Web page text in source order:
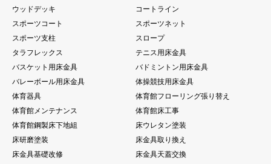
ウッドデッキ
コートライン
スポーツコート
スポーツネット
スポーツ支柱
スロープ
タラフレックス
テニス用床金具
バスケット用床金具
バドミントン用床金具
バレーボール用床金具
体操競技用床金具
体育器具
体育館フローリング張り替え
体育館メンテナンス
体育館床工事
体育館鋼製床下地組
床ウレタン塗装
床研磨塗装
床金具取り換え
床金具基礎改修
床金具天蓋交換